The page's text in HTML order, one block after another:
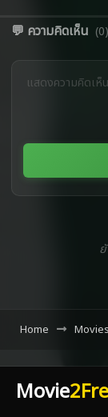
💬 ความคิดเห็น (0)
Home Movies
Movie